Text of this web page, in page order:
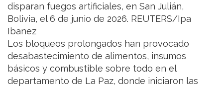
disparan fuegos artificiales, en San Julián,
Bolivia, el 6 de junio de 2026. REUTERS/Ipa
Ibanez
Los bloqueos prolongados han provocado
desabastecimiento de alimentos, insumos
básicos y combustible sobre todo en el
departamento de La Paz, donde iniciaron las